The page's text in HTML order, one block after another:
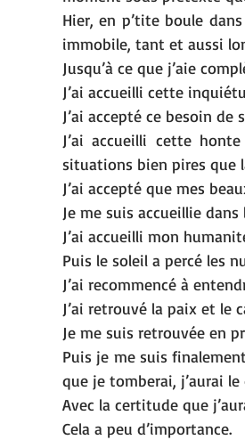
Hier, en p’tite boule
immobile, tant et aussi
Jusqu’à ce que j’aie
J’ai accueilli cette
J’ai accepté ce besoin de
J’ai accueilli cette
situations bien pires que
J’ai accepté que mes
Je me suis accueillie
J’ai accueilli mon
Puis le soleil a percé les
J’ai recommencé à
J’ai retrouvé la paix et le
Je me suis retrouvée en
Puis je me suis
que je tomberai, j’aurai
Avec la certitude que
Cela a peu d’importance.